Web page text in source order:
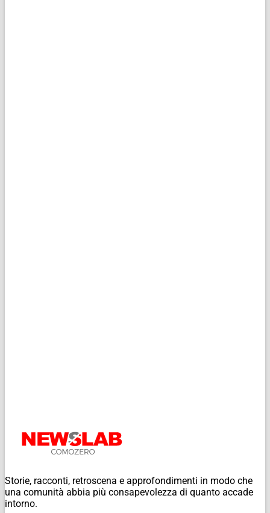
Storie, racconti, retroscena e approfondimenti in modo che
una comunità abbia più consapevolezza di quanto accade
intorno.